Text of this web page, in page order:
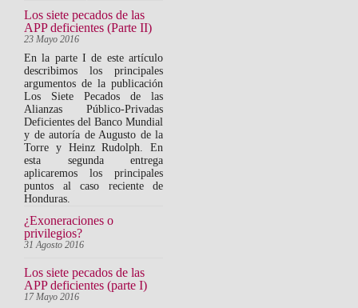
Los siete pecados de las
APP deficientes (Parte II)
23 Mayo 2016
En la parte I de este artículo
describimos los principales
argumentos de la publicación
Los Siete Pecados de las
Alianzas Público-Privadas
Deficientes del Banco Mundial
y de autoría de Augusto de la
Torre y Heinz Rudolph. En
esta segunda entrega
aplicaremos los principales
puntos al caso reciente de
Honduras.
¿Exoneraciones o
privilegios?
31 Agosto 2016
Los siete pecados de las
APP deficientes (parte I)
17 Mayo 2016